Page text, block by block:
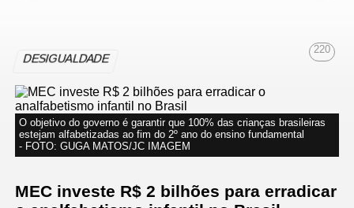
DESIGUALDADE
220
O objetivo do governo é garantir que 100% das crianças brasileiras
estejam alfabetizadas ao fim do 2º ano do ensino fundamental
- FOTO: GUGA MATOS/JC IMAGEM
MEC investe R$ 2 bilhões para erradicar